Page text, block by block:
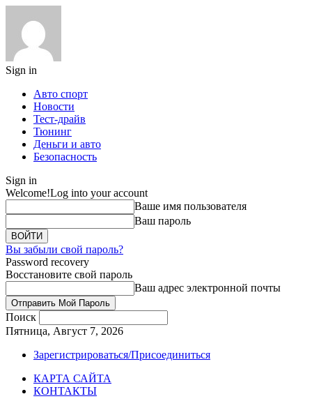
Sign in
Авто спорт
Новости
Тест-драйв
Тюнинг
Деньги и авто
Безопасность
Sign in
Welcome!Log into your account
Ваше имя пользователя
Ваш пароль
Вы забыли свой пароль?
Password recovery
Восстановите свой пароль
Ваш адрес электронной почты
Поиск
Пятница, Август 7, 2026
Зарегистрироваться/Присоединиться
КАРТА САЙТА
КОНТАКТЫ